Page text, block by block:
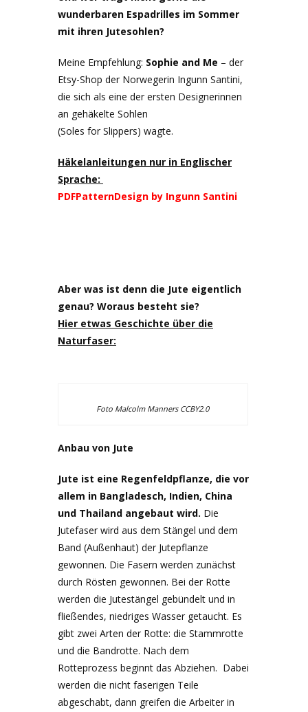
wunderbaren Espadrilles im Sommer
mit ihren Jutesohlen?
Meine Empfehlung: Sophie and Me – der
Etsy-Shop der Norwegerin Ingunn Santini,
die sich als eine der ersten Designerinnen
an gehäkelte Sohlen
(Soles for Slippers) wagte.
Häkelanleitungen nur in Englischer
Sprache:
PDFPatternDesign by Ingunn Santini
Aber was ist denn die Jute eigentlich
genau? Woraus besteht sie?
Hier etwas Geschichte über die
Naturfaser:
Foto Malcolm Manners CCBY2.0
Anbau von Jute
Jute ist eine Regenfeldpflanze, die vor
allem in Bangladesch, Indien, China
und Thailand angebaut wird. Die
Jutefaser wird aus dem Stängel und dem
Band (Außenhaut) der Jutepflanze
gewonnen. Die Fasern werden zunächst
durch Rösten gewonnen. Bei der Rotte
werden die Jutestängel gebündelt und in
fließendes, niedriges Wasser getaucht. Es
gibt zwei Arten der Rotte: die Stammrotte
und die Bandrotte. Nach dem
Rotteprozess beginnt das Abziehen. Dabei
werden die nicht faserigen Teile
abgeschabt, dann greifen die Arbeiter in